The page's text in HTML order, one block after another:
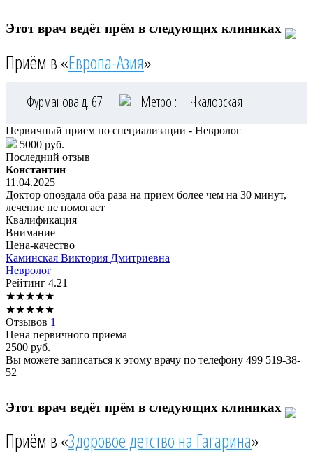
Этот врач ведёт прём в следующих клиниках
Приём в «Европа-Азия»
Фурманова д. 67 Метро : Чкаловская
Первичный прием по специализации - Невролог
5000 руб.
Последний отзыв
Константин
11.04.2025
Доктор опоздала оба раза на прием более чем на 30 минут,
лечение не помогает
Квалификация
Внимание
Цена-качество
Каминская Виктория Дмитриевна
Невролог
Рейтинг 4.21
★★★★★
★★★★★
Отзывов 1
Цена первичного приема
2500 руб.
Вы можете записаться к этому врачу по телефону 499 519-38-
52
Этот врач ведёт прём в следующих клиниках
Приём в «Здоровое детство на Гагарина»